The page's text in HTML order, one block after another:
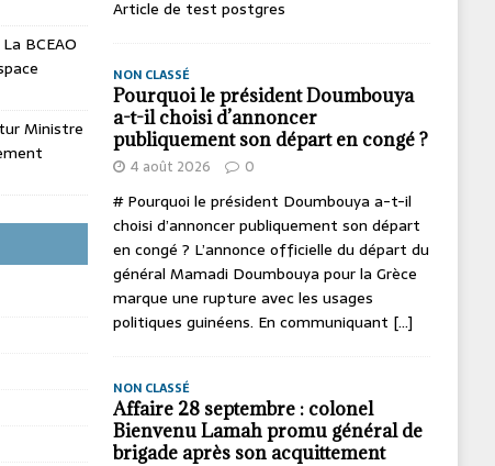
La BCEAO
Ministre
Article de test postgres
NON CLASSÉ
Pourquoi le président Doumbouya
a-t-il choisi d’annoncer
publiquement son départ en congé ?
4 août 2026 0
# Pourquoi le président Doumbouya a-t-il
choisi d’annoncer publiquement son départ
en congé ? L’annonce officielle du départ du
général Mamadi Doumbouya pour la Grèce
marque une rupture avec les usages
politiques guinéens. En communiquant [...]
NON CLASSÉ
Affaire 28 septembre : colonel
Bienvenu Lamah promu général de
brigade après son acquittement